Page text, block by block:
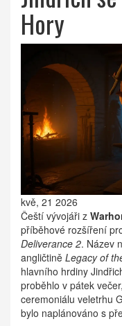
Hory
kvě, 21 2026
Čeští vývojáři z
příběhové rozšíření
Deliverance 2. Název
angličtině Legacy of
hlavního hrdiny
proběhlo v pátek
ceremoniálu veletrhu
bylo naplánováno s